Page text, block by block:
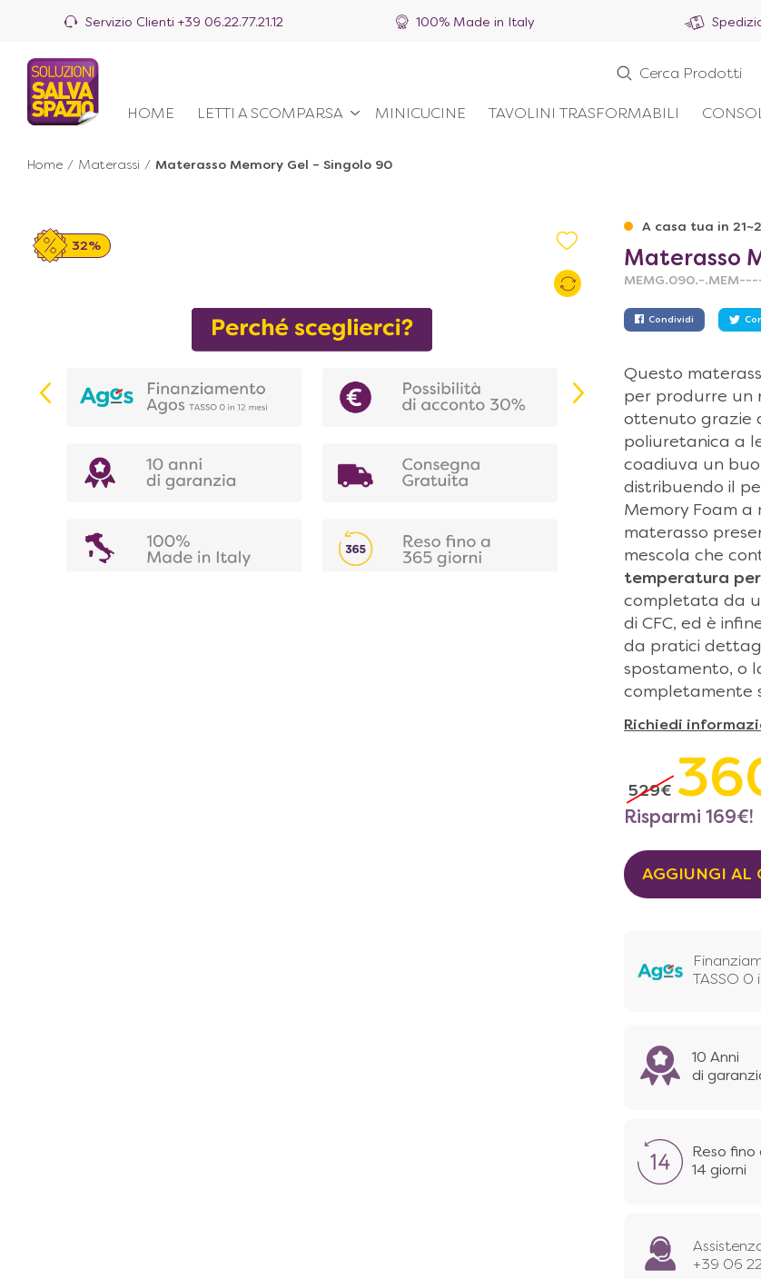
Servizio Clienti +39 06.22.77.21.12 100% Made in Italy
HOME LETTI A SCOMPARSA MINICUCINE TAVOLINI TRASFORMABILI
Cerca Prodotti
Home / Materassi / Materasso Memory Gel – Singolo 90
32%
A casa tua in
Materasso
MEMG.090.-
Condividi
Questo
per produrre un
ottenuto grazie
poliuretanica a
coadiuva un
distribuendo il
Memory Foam
materasso
mescola che
temperatura
completata da
di CFC, ed è
da pratici
spostamento, o
completamente
Richiedi
529€
Risparmi 169€!
AGGIUNGI AL
TASSO 0
10 Anni
di
Reso fino
14 giorni
+39 06